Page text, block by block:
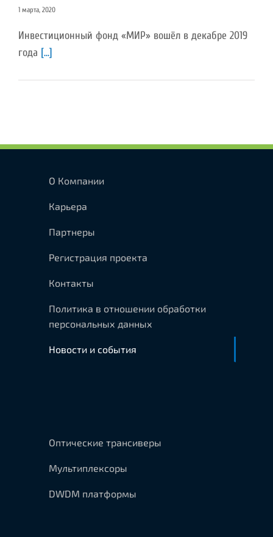
1 марта, 2020
Инвестиционный фонд «МИР» вошёл в декабре 2019
года [...]
О Компании
Карьера
Партнеры
Регистрация проекта
Контакты
Политика в отношении обработки
персональных данных
Новости и события
Оптические трансиверы
Мультиплексоры
DWDM платформы